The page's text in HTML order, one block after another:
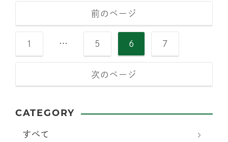
前のページ
1 … 5 6 7
次のページ
CATEGORY
すべて